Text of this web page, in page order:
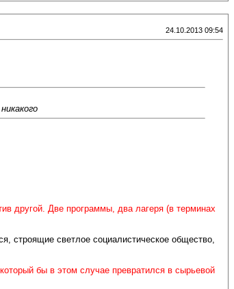
24.10.2013 09:54
другой. Две программы, два лагеря (в терминах
строящие светлое социалистическое общество,
бы в этом случае превратился в сырьевой